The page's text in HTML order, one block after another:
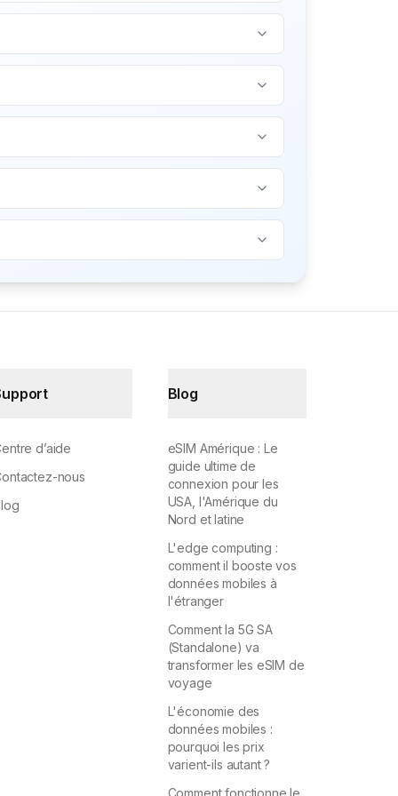
d’aide
nous
Blog
eSIM Amérique : Le
guide ultime de
connexion pour les
USA, l'Amérique du
Nord et latine
L'edge computing :
comment il booste vos
données mobiles à
l'étranger
Comment la 5G SA
(Standalone) va
transformer les eSIM de
voyage
L'économie des
données mobiles :
pourquoi les prix
varient-ils autant ?
Comment fonctionne le